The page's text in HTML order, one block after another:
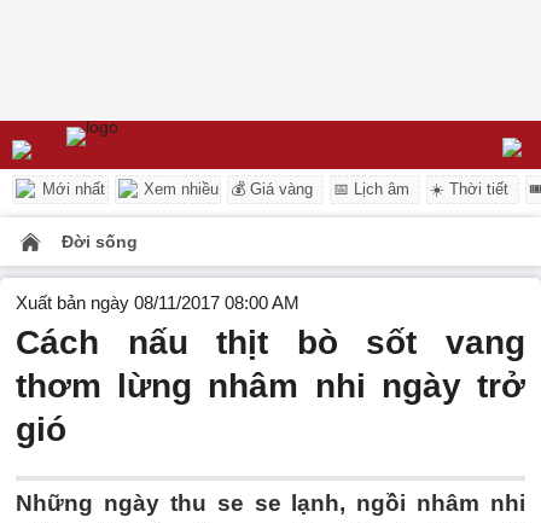
Mới nhất Xem nhiều 💰 Giá vàng 📅 Lịch âm ☀️ Thời tiết
Đời sống
Xuất bản ngày 08/11/2017 08:00 AM
Cách nấu thịt bò sốt vang
thơm lừng nhâm nhi ngày trở
gió
Những ngày thu se se lạnh, ngồi nhâm nhi